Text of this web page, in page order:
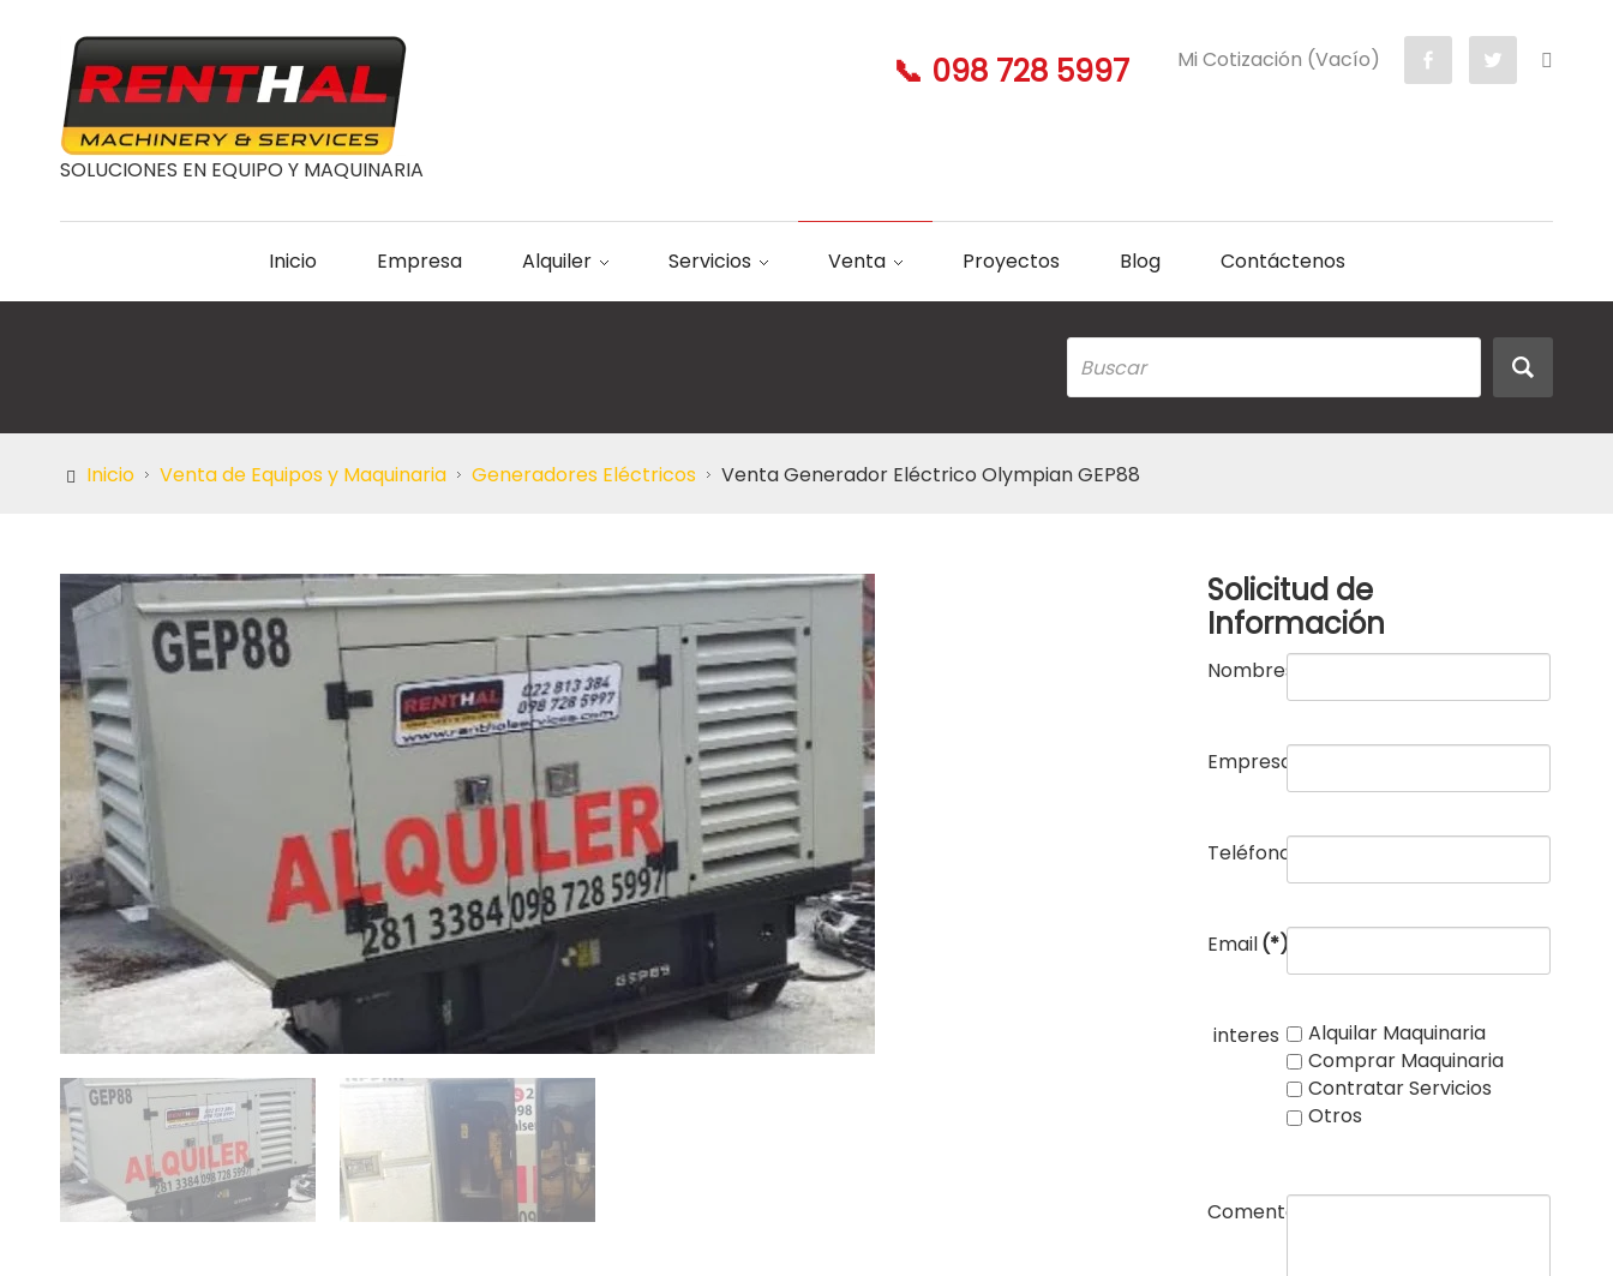
SOLUCIONES EN EQUIPO Y MAQUINARIA
Mi Cotización (Vacío)
📞 098 728 5997
Inicio Empresa Alquiler Servicios Venta Proyectos Blog Contáctenos
Inicio Venta de Equipos y Maquinaria Generadores Eléctricos Venta Generador Eléctrico Olympian GEP88
Solicitud de
Información
Nombres
Empresa
Teléfono
Email(*)
interes
Alquilar Maquinaria
Comprar Maquinaria
Contratar Servicios
Otros
Comentarios